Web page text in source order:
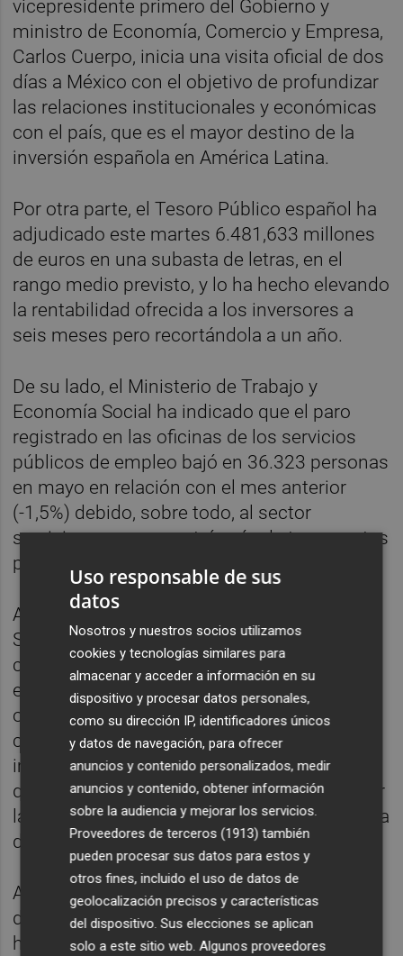
vicepresidente primero del Gobierno y
ministro de Economía, Comercio y Empresa,
Carlos Cuerpo, inicia una visita oficial de dos
días a México con el objetivo de profundizar
las relaciones institucionales y económicas
con el país, que es el mayor destino de la
inversión española en América Latina.
Por otra parte, el Tesoro Público español ha
adjudicado este martes 6.481,633 millones
de euros en una subasta de letras, en el
rango medio previsto, y lo ha hecho elevando
la rentabilidad ofrecida a los inversores a
seis meses pero recortándola a un año.
De su lado, el Ministerio de Trabajo y
Economía Social ha indicado que el paro
registrado en las oficinas de los servicios
públicos de empleo bajó en 36.323 personas
en mayo en relación con el mes anterior
(-1,5%) debido, sobre todo, al sector
servicios, que concentró más de tres cuartas
parte del descenso del desempleo.
Además, el Ministerio de Inclusión,
Seguridad Social y Migraciones ha
comunicado que la Seguridad Social rompió
en mayo la barrera de los 22,3 millones de
ocupados tras ganar una media de 231.975
cotizantes respecto al mes anterior (+1%),
impulsada especialmente por la hostelería,
que sumó casi 66.000 nuevos ocupados por
las primeras contrataciones para la campaña
de verano.
A nivel europeo, se ha conocido que la tasa
de inflación interanual de la zona euro se
habría situado en mayo en el 3,2%, lo que
Uso responsable de sus
datos
Nosotros y nuestros socios utilizamos
cookies y tecnologías similares para
almacenar y acceder a información en su
dispositivo y procesar datos personales,
como su dirección IP, identificadores únicos
y datos de navegación, para ofrecer
anuncios y contenido personalizados, medir
anuncios y contenido, obtener información
sobre la audiencia y mejorar los servicios.
Proveedores de terceros (1913) también
pueden procesar sus datos para estos y
otros fines, incluido el uso de datos de
geolocalización precisos y características
del dispositivo. Sus elecciones se aplican
solo a este sitio web. Algunos proveedores